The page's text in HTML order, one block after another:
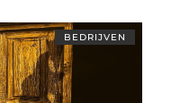
BEDRIJVEN